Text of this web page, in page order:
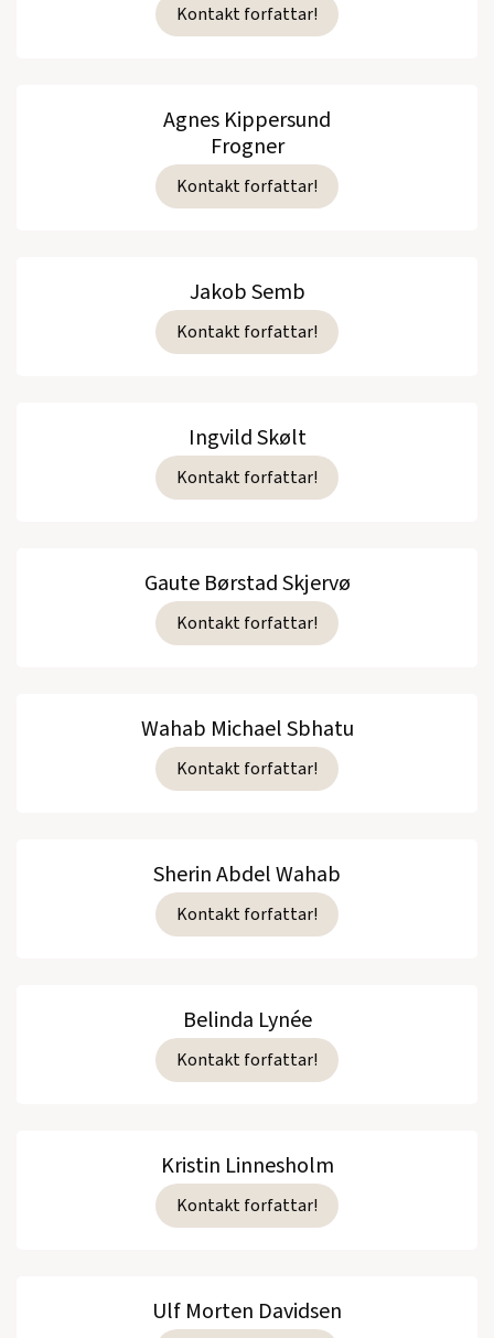
Kontakt forfattar!
Agnes Kippersund
Frogner
Kontakt forfattar!
Jakob Semb
Kontakt forfattar!
Ingvild Skølt
Kontakt forfattar!
Gaute Børstad Skjervø
Kontakt forfattar!
Wahab Michael Sbhatu
Kontakt forfattar!
Sherin Abdel Wahab
Kontakt forfattar!
Belinda Lynée
Kontakt forfattar!
Kristin Linnesholm
Kontakt forfattar!
Ulf Morten Davidsen